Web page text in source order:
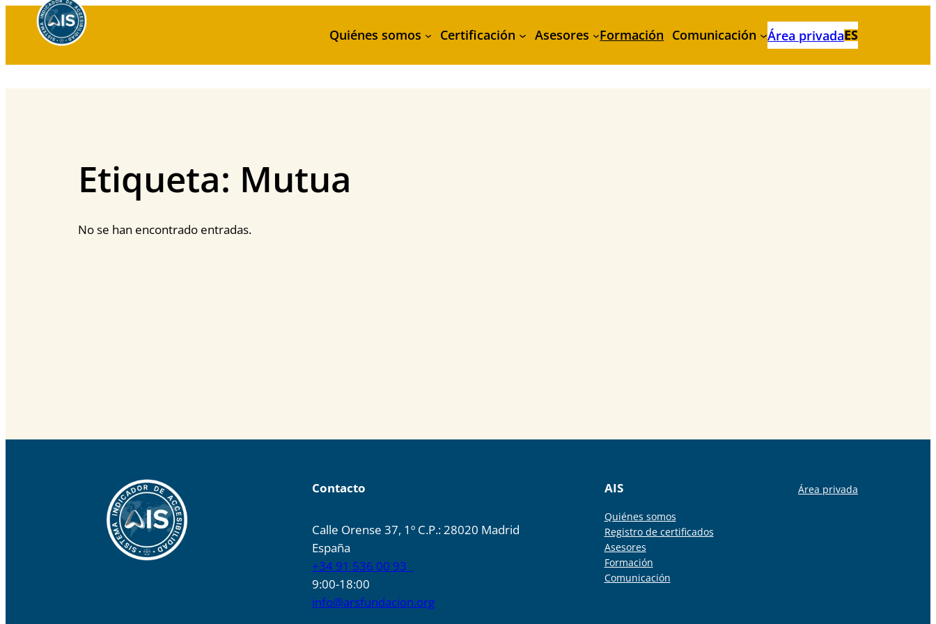
contenido
Quiénes somos Certificación Asesores Formación Comunicación Área privadaES
Etiqueta: Mutua
No se han encontrado entradas.
Contacto
Calle Orense 37, 1º C.P.: 28020 Madrid
España
+34 91 536 00 93
9:00-18:00
info@arsfundacion.org
AIS
Quiénes somos
Registro de certificados
Asesores
Formación
Comunicación
Área privada